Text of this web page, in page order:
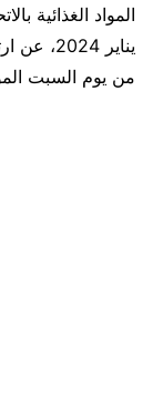
يناير
من يوم السبت الموافق 27